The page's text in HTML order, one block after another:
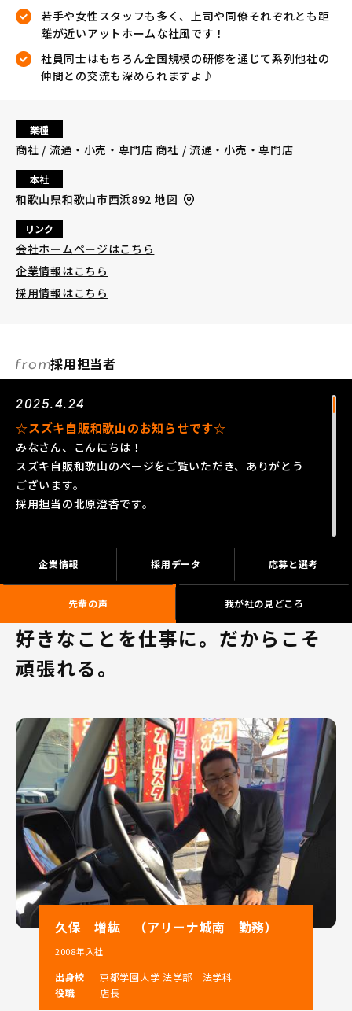
若手や女性スタッフも多く、上司や同僚それぞれとも距
離が近いアットホームな社風です！
社員同士はもちろん全国規模の研修を通じて系列他社の
仲間との交流も深められますよ♪
業種
商社 / 流通・小売・専門店 商社 / 流通・小売・専門店
本社
和歌山県和歌山市西浜892 地図
リンク
会社ホームページはこちら
企業情報はこちら
採用情報はこちら
採用担当者
2025.4.24
☆スズキ自販和歌山のお知らせです☆
みなさん、こんにちは！
スズキ自販和歌山のページをご覧いただき、ありがとう
ございます。
採用担当の北原澄香です。
パクトカーを中心にアジア、インド、ヨーロッパなど、
これまで活躍の幅を広げてきたスズキグループは、2020
年に100周年を迎えました！
私たちはそんなスズキグループのメーカー直営ディーラ
ーです！
当社は和歌山県内での軽自動車販売台数ナンバー1という
ご相談下さい！
「住み慣れた土地で長く働きたい」、「新しい土地で自
分の力を試してみたい」という方にピッタリの会社で
す。
当社での営業の仕事は、
「人と関わることが好き」、「人が喜んでくれることを
嬉しいと感じる」という方なら、きっとご活躍いただけ
ます!!!
当社の大きな特徴を2つご紹介いたします！
1．スズキ(株)100％出資の直営ディーラー！
和歌山県のスズキ総代理店として県下9店舗を展開。
企業情報 採用データ 応募と選考
先輩の声 我が社の見どころ
好きなことを仕事に。だからこそ
頑張れる。
久保 増紘 （アリーナ城南 勤務）
2008年入社
出身校
京都学園大学 法学部 法学科
役職
店長